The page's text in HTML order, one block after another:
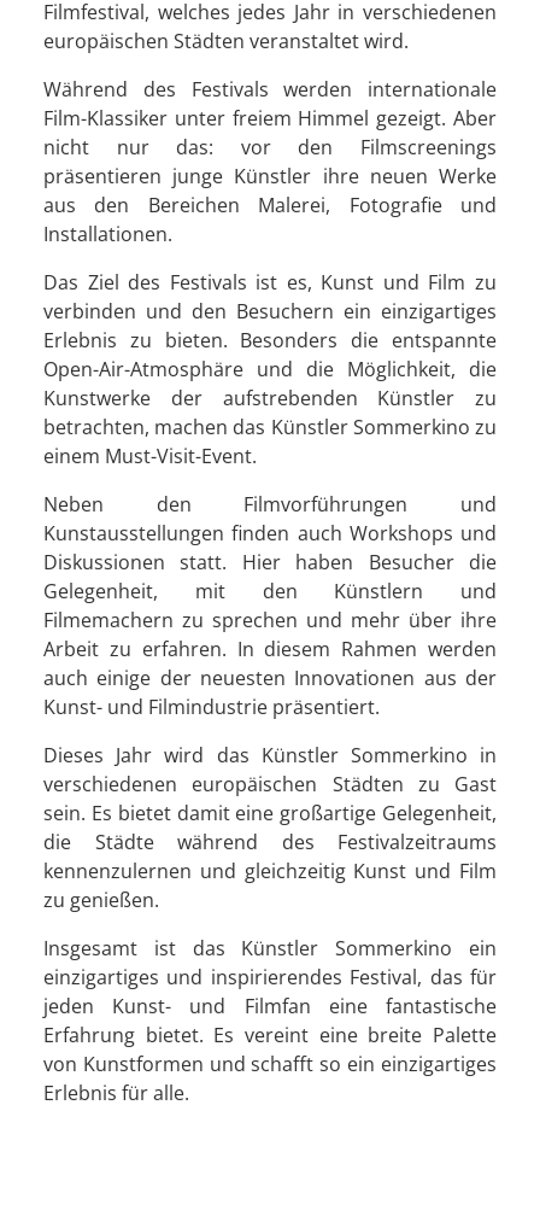
Filmfestival, welches jedes Jahr in verschiedenen
europäischen Städten veranstaltet wird.
Während des Festivals werden internationale
Film-Klassiker unter freiem Himmel gezeigt. Aber
nicht nur das: vor den Filmscreenings
präsentieren junge Künstler ihre neuen Werke
aus den Bereichen Malerei, Fotografie und
Installationen.
Das Ziel des Festivals ist es, Kunst und Film zu
verbinden und den Besuchern ein einzigartiges
Erlebnis zu bieten. Besonders die entspannte
Open-Air-Atmosphäre und die Möglichkeit, die
Kunstwerke der aufstrebenden Künstler zu
betrachten, machen das Künstler Sommerkino zu
einem Must-Visit-Event.
Neben den Filmvorführungen und
Kunstausstellungen finden auch Workshops und
Diskussionen statt. Hier haben Besucher die
Gelegenheit, mit den Künstlern und
Filmemachern zu sprechen und mehr über ihre
Arbeit zu erfahren. In diesem Rahmen werden
auch einige der neuesten Innovationen aus der
Kunst- und Filmindustrie präsentiert.
Dieses Jahr wird das Künstler Sommerkino in
verschiedenen europäischen Städten zu Gast
sein. Es bietet damit eine großartige Gelegenheit,
die Städte während des Festivalzeitraums
kennenzulernen und gleichzeitig Kunst und Film
zu genießen.
Insgesamt ist das Künstler Sommerkino ein
einzigartiges und inspirierendes Festival, das für
jeden Kunst- und Filmfan eine fantastische
Erfahrung bietet. Es vereint eine breite Palette
von Kunstformen und schafft so ein einzigartiges
Erlebnis für alle.